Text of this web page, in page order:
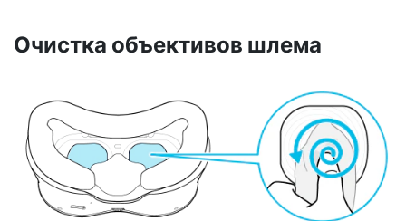
Очистка объективов шлема